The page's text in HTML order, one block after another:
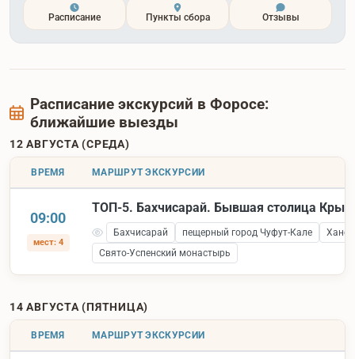
Расписание Пункты сбора Отзывы
Расписание экскурсий в Форосе:
ближайшие выезды
12 АВГУСТА (СРЕДА)
ВРЕМЯ МАРШРУТ ЭКСКУРСИИ
09:00
мест: 4
ТОП-5. Бахчисарай. Бывшая столица
Бахчисарай пещерный город Чуфут-Кале
Свято-Успенский монастырь
14 АВГУСТА (ПЯТНИЦА)
ВРЕМЯ МАРШРУТ ЭКСКУРСИИ